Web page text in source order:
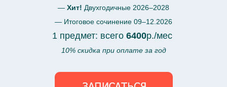
— Хит! Двухгодичные 2026–2028
— Итоговое сочинение 09–12.2026
1 предмет: всего 6400р./мес
10% скидка при оплате за год